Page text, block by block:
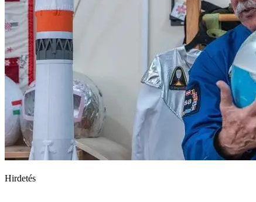
Hirdetés